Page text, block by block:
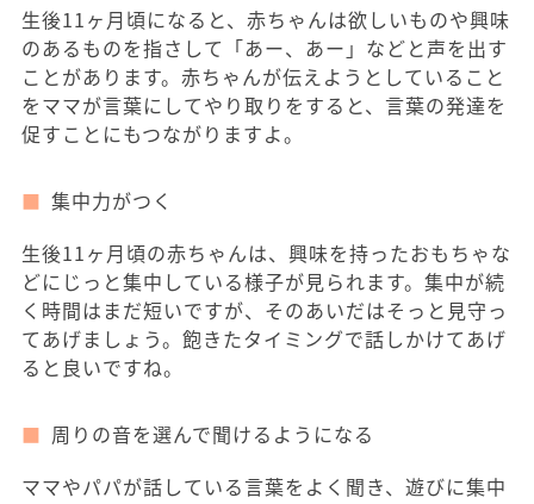
生後11ヶ月頃になると、赤ちゃんは欲しいものや興味
のあるものを指さして「あー、あー」などと声を出す
ことがあります。赤ちゃんが伝えようとしていること
をママが言葉にしてやり取りをすると、言葉の発達を
促すことにもつながりますよ。
集中力がつく
生後11ヶ月頃の赤ちゃんは、興味を持ったおもちゃな
どにじっと集中している様子が見られます。集中が続
く時間はまだ短いですが、そのあいだはそっと見守っ
てあげましょう。飽きたタイミングで話しかけてあげ
ると良いですね。
周りの音を選んで聞けるようになる
ママやパパが話している言葉をよく聞き、遊びに集中